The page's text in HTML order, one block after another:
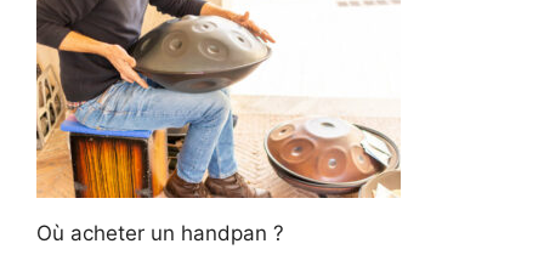
Où acheter un handpan ?